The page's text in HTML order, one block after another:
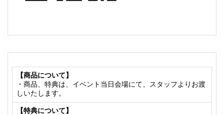
【商品について】
・商品、特典は、イベント当日会場にて、スタッフよりお渡
しいたします。
【特典について】